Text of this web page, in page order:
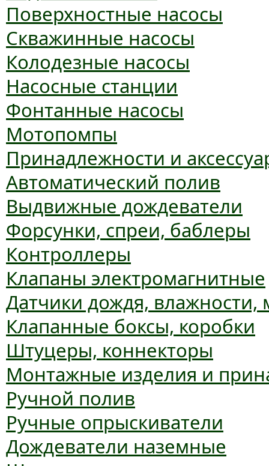
Поверхностные насосы
Скважинные насосы
Колодезные насосы
Насосные станции
Фонтанные насосы
Мотопомпы
Принадлежности и
Автоматический полив
Выдвижные дождеватели
Форсунки, спреи, баблеры
Контроллеры
Клапаны электромагнитные
Датчики дождя, влажности,
Клапанные боксы, коробки
Штуцеры, коннекторы
Монтажные изделия и
Ручной полив
Ручные опрыскиватели
Дождеватели наземные